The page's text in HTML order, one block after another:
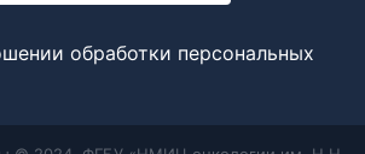
обработки персональных